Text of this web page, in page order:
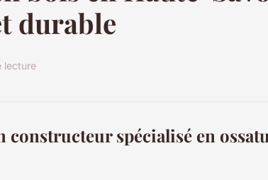
durable
lecture
spécialisé en